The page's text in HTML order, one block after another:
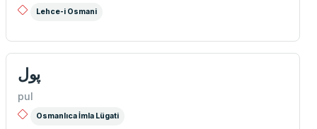
Lehce-i Osmani
پول
pul
Osmanlıca İmla Lügati